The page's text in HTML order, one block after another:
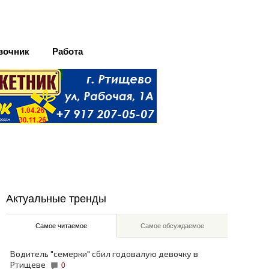
Работа
Актуальные тренды
Самое читаемое Самое обсуждаемое
Водитель "семерки" сбил годовалую девочку в
Ртищеве
0